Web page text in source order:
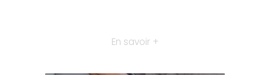
En savoir +